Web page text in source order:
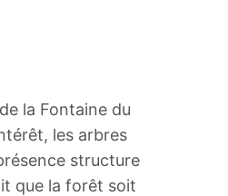
la Fontaine du
les arbres
structure
que la forêt soit